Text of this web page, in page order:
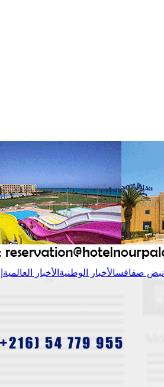
نبض صفاقسالأخبار الوطنية الأخبار العالمية